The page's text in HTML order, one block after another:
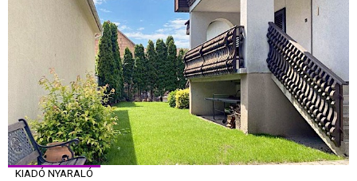
KIADÓ NYARALÓ